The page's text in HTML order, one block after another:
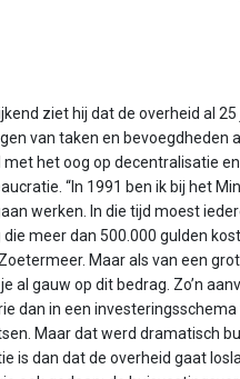
ziet hij dat de overheid al
van taken en bevoegdheden
met het oog op decentralisatie
“In 1991 ben ik bij het
werken. In die tijd moest
meer dan 500.000 gulden
Maar als van een
al gauw op dit bedrag. Zo’n
dan in een
Maar dat werd dramatisch
is dan dat de overheid gaat